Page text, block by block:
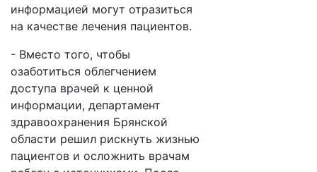
информацией могут отразиться
на качестве лечения пациентов.
- Вместо того, чтобы
озаботиться облегчением
доступа врачей к ценной
информации, департамент
здравоохранения Брянской
области решил рискнуть жизнью
пациентов и осложнить врачам